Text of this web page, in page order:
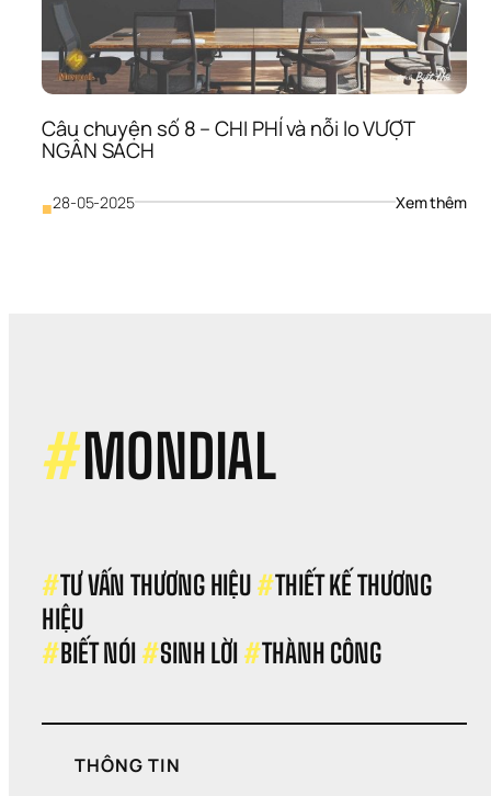
Câu chuyện số 8 – CHI PHÍ và nỗi lo VƯỢT
NGÂN SÁCH
■28-05-2025 Xem thêm:
#MONDIAL
#TƯ VẤN THƯƠNG HIỆU #THIẾT KẾ THƯƠNG
HIỆU
#BIẾT NÓI #SINH LỜI #THÀNH CÔNG
THÔNG TIN